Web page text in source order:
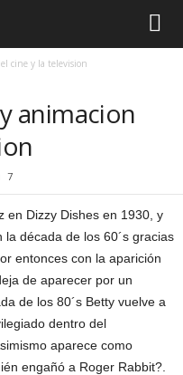
cine y la television
animacion
7
en Dizzy Dishes en 1930, y
década de los 60´s gracias
entonces con la aparición
de aparecer por un
de los 80´s Betty vuelve a
dentro del
aparece como
engañó a Roger Rabbit?.